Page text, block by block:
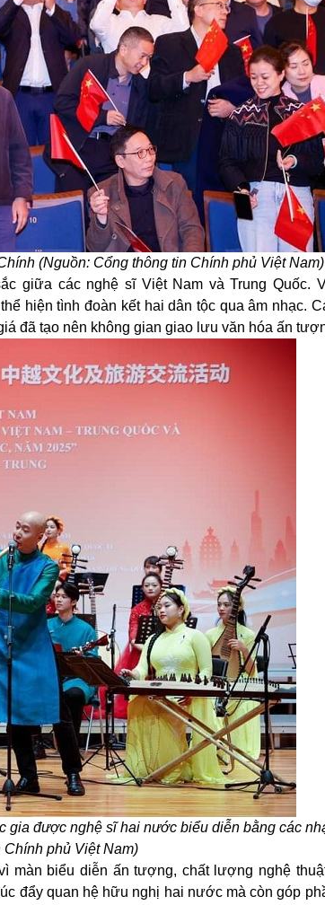
(Nguồn: Cổng thông tin Chính phủ Việt Nam)
giữa các nghệ sĩ Việt Nam và Trung Quốc.
hiện tình đoàn kết hai dân tộc qua âm nhạc.
đã tạo nên không gian giao lưu văn hóa ấn
gia được nghệ sĩ hai nước biểu diễn bằng các
Chính phủ Việt Nam)
biểu diễn ấn tượng, chất lượng nghệ
đẩy quan hệ hữu nghị hai nước mà còn góp